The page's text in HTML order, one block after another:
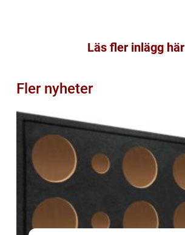
Läs fler inlägg här
Fler nyheter